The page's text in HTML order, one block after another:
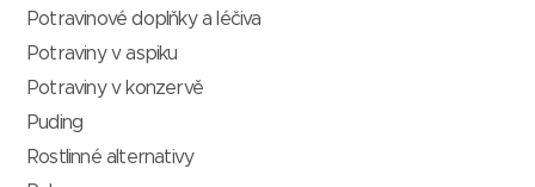
Potravinové doplňky a léčiva
Potraviny v aspiku
Potraviny v konzervě
Puding
Rostlinné alternativy